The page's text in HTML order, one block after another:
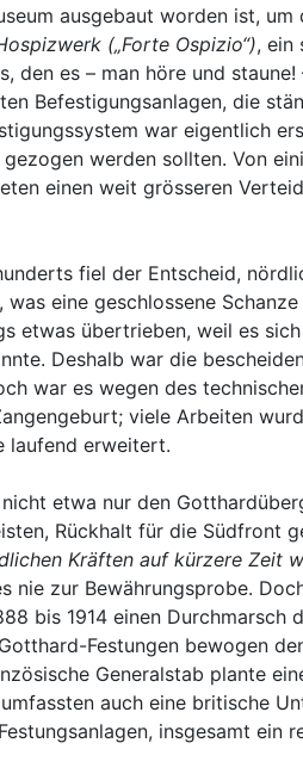
ausgebaut worden ist,
(„Forte Ospizio“), ein
den es – man höre und
Befestigungsanlagen, die
war eigentlich
werden sollten. Von
einen weit grösseren
fiel der Entscheid,
eine geschlossene
etwas übertrieben, weil es
Deshalb war die
war es wegen des
viele Arbeiten
laufend erweitert.
etwa nur den
Rückhalt für die Südfront
Kräften auf kürzere Zeit
nie zur Bewährungsprobe.
bis 1914 einen
Festungen bewogen
Generalstab plante
auch eine britische
insgesamt ein